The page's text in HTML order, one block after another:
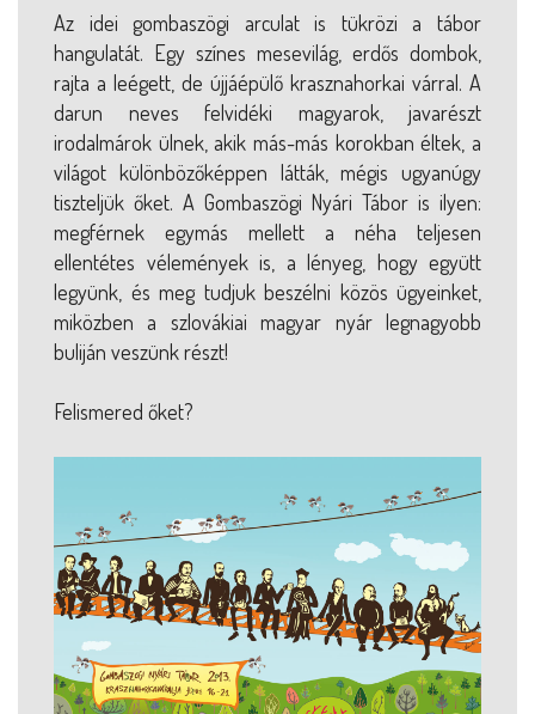
Az idei gombaszögi arculat is tükrözi a tábor
hangulatát. Egy színes mesevilág, erdős dombok,
rajta a leégett, de újjáépülő krasznahorkai várral. A
darun neves felvidéki magyarok, javarészt
irodalmárok ülnek, akik más-más korokban éltek, a
világot különbözőképpen látták, mégis ugyanúgy
tiszteljük őket. A Gombaszögi Nyári Tábor is ilyen:
megférnek egymás mellett a néha teljesen
ellentétes vélemények is, a lényeg, hogy együtt
legyünk, és meg tudjuk beszélni közös ügyeinket,
miközben a szlovákiai magyar nyár legnagyobb
buliján veszünk részt!
Felismered őket?